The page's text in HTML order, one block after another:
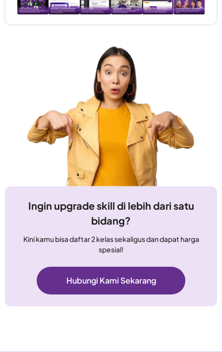
Ingin upgrade skill di lebih dari satu
bidang?
Kini kamu bisa daftar 2 kelas sekaligus dan dapat harga
spesial!
Hubungi Kami Sekarang